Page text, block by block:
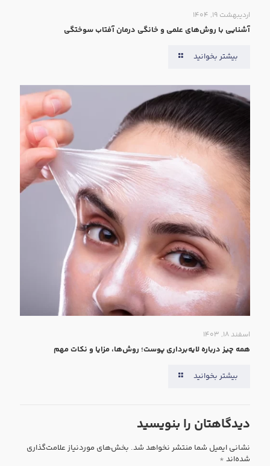
اردیبهشت ۱۹, ۱۴۰۴
آشنایی با روش‌های علمی و خانگی درمان آفتاب سوختگی
بیشتر بخوانید
اسفند ۱۸, ۱۴۰۳
همه‌ چیز درباره لایه‌برداری پوست؛ روش‌ها، مزایا و نکات مهم
بیشتر بخوانید
دیدگاهتان را بنویسید
نشانی ایمیل شما منتشر نخواهد شد. بخش‌های موردنیاز علامت‌گذاری
شده‌اند *